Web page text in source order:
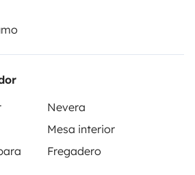
Nevera
Mesa interior
Fregadero
autocaravana
usuarios